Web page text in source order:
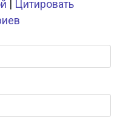
| Цитировать